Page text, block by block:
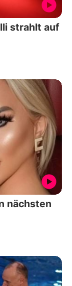
strahlt auf
nächsten